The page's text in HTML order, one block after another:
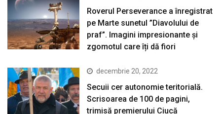
Roverul Perseverance a înregistrat
pe Marte sunetul ”Diavolului de
praf”. Imagini impresionante și
zgomotul care îți dă fiori
decembrie 20, 2022
Secuii cer autonomie teritorială.
Scrisoarea de 100 de pagini,
trimisă premierului Ciucă